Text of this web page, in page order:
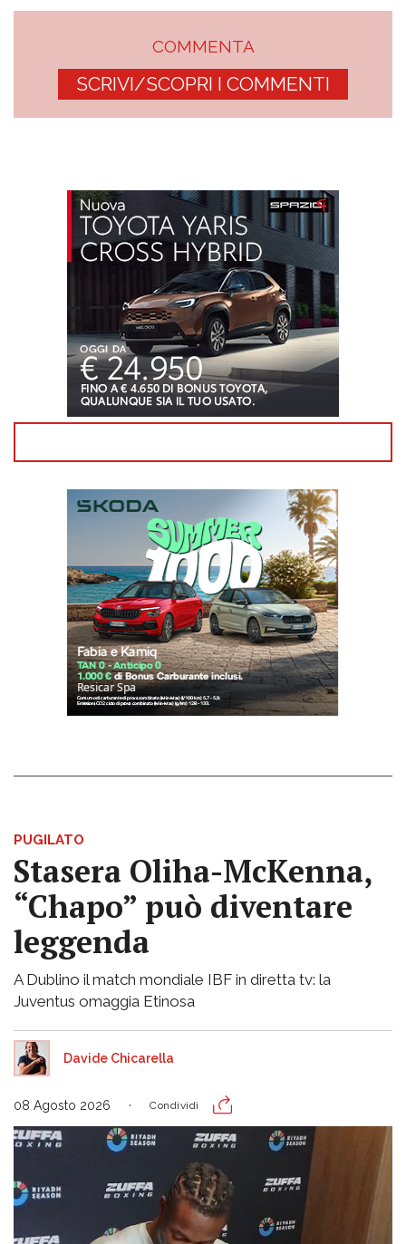
COMMENTA
SCRIVI/SCOPRI I COMMENTI
PUGILATO
Stasera Oliha-McKenna,
“Chapo” può diventare
leggenda
A Dublino il match mondiale IBF in diretta tv: la
Juventus omaggia Etinosa
Davide Chicarella
08 Agosto 2026 Condividi